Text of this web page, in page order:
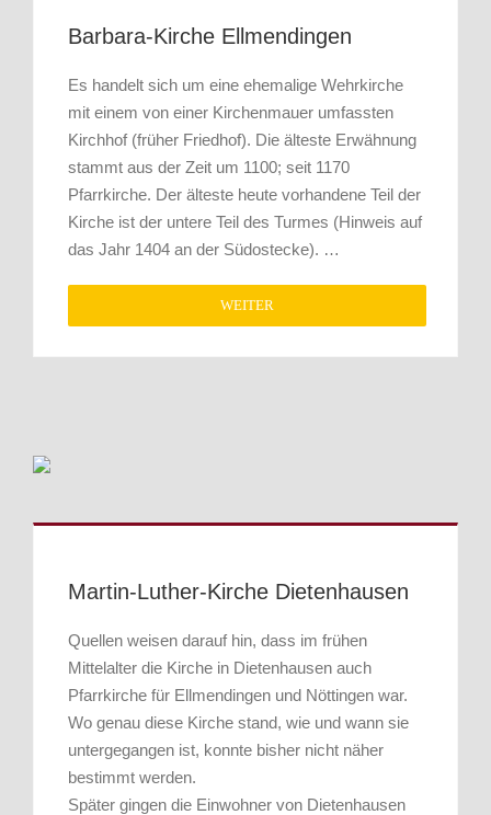
Barbara-Kirche Ellmendingen
Es handelt sich um eine ehemalige Wehrkirche
mit einem von einer Kirchenmauer umfassten
Kirchhof (früher Friedhof). Die älteste Erwähnung
stammt aus der Zeit um 1100; seit 1170
Pfarrkirche. Der älteste heute vorhandene Teil der
Kirche ist der untere Teil des Turmes (Hinweis auf
das Jahr 1404 an der Südostecke). …
WEITER
Martin-Luther-Kirche Dietenhausen
Quellen weisen darauf hin, dass im frühen
Mittelalter die Kirche in Dietenhausen auch
Pfarrkirche für Ellmendingen und Nöttingen war.
Wo genau diese Kirche stand, wie und wann sie
untergegangen ist, konnte bisher nicht näher
bestimmt werden.
Später gingen die Einwohner von Dietenhausen